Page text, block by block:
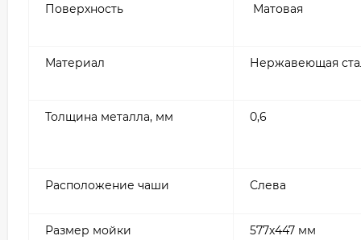
Поверхность Матовая
Материал Нержавеющая
Толщина металла, мм 0,6
Расположение чаши Слева
Размер мойки 577х447 мм